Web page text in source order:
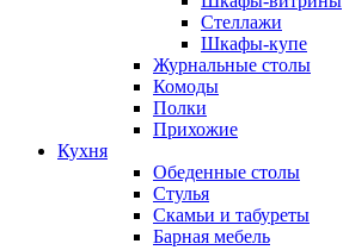
Стеллажи
Шкафы-купе
Журнальные столы
Комоды
Полки
Прихожие
Кухня
Обеденные столы
Стулья
Скамьи и табуреты
Барная мебель